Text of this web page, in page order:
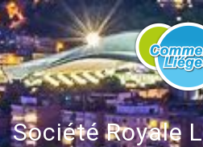
Société Royale